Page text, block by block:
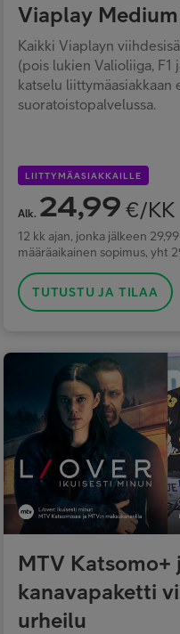
Viaplay Medium
Kaikki Viaplayn
(pois lukien Valioliiga, F1
katselu liittymäasiakkaan
suoratoistopalvelussa.
LIITTYMÄASIAKKAILLE
Alk. 24,99 €/KK
12 kk ajan, jonka jälkeen
määräaikainen sopimus, yht
TUTUSTU JA TILAA
MTV Katsomo+
kanavapaketti
urheilu